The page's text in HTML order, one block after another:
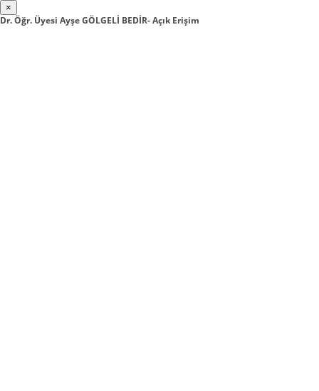
×
Dr. Öğr. Üyesi Ayşe GÖLGELİ BEDİR- Açık Erişim